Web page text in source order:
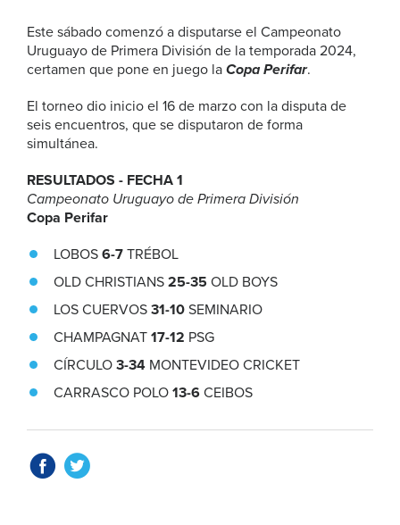
Este sábado comenzó a disputarse el Campeonato
Uruguayo de Primera División de la temporada 2024,
certamen que pone en juego la Copa Perifar.
El torneo dio inicio el 16 de marzo con la disputa de
seis encuentros, que se disputaron de forma
simultánea.
RESULTADOS - FECHA 1
Campeonato Uruguayo de Primera División
Copa Perifar
LOBOS 6-7 TRÉBOL
OLD CHRISTIANS 25-35 OLD BOYS
LOS CUERVOS 31-10 SEMINARIO
CHAMPAGNAT 17-12 PSG
CÍRCULO 3-34 MONTEVIDEO CRICKET
CARRASCO POLO 13-6 CEIBOS